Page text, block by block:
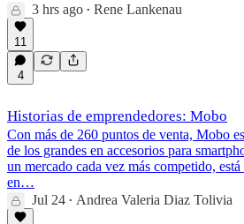
3 hrs ago • Rene Lankenau
11
4
Historias de emprendedores: Mobo
Con más de 260 puntos de venta, Mobo
de los grandes en accesorios para
un mercado cada vez más competido,
en…
Jul 24 • Andrea Valeria Diaz Tolivia